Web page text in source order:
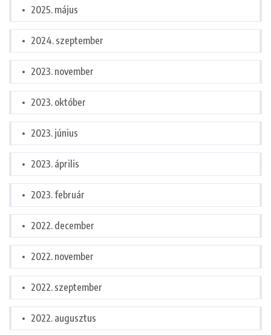
2025. május
2024. szeptember
2023. november
2023. október
2023. június
2023. április
2023. február
2022. december
2022. november
2022. szeptember
2022. augusztus